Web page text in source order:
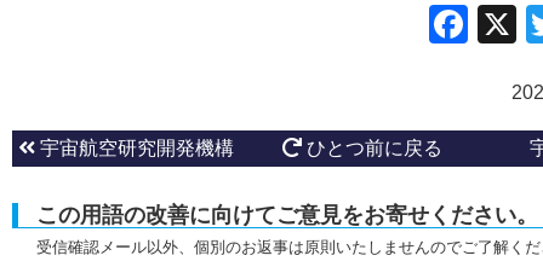
宇宙航空研究開発機構 ひとつ前に戻る
この用語の改善に向けてご意見をお寄せください。
受信確認メール以外、個別のお返事は原則いたしませんのでご了解く